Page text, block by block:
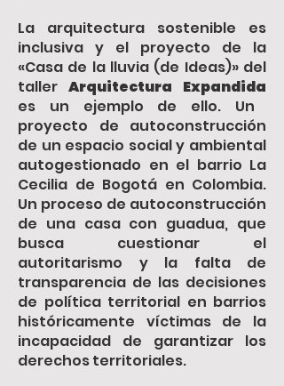
La arquitectura sostenible es
inclusiva y el proyecto de la
«Casa de la lluvia (de Ideas)» del
taller Arquitectura Expandida
es un ejemplo de ello. Un
proyecto de autoconstrucción
de un espacio social y ambiental
autogestionado en el barrio La
Cecilia de Bogotá en Colombia.
Un proceso de autoconstrucción
de una casa con guadua, que
busca cuestionar el
autoritarismo y la falta de
transparencia de las decisiones
de política territorial en barrios
históricamente víctimas de la
incapacidad de garantizar los
derechos territoriales.